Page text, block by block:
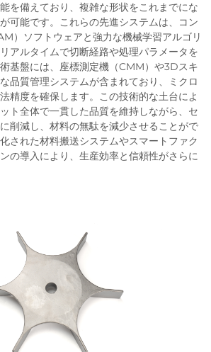
を備えており、複雑な形状をこれまでにな
可能です。これらの先進システムは、コン
）ソフトウェアと強力な機械学習アルゴリ
アルタイムで切断経路や処理パラメータを
基盤には、座標測定機（CMM）や3Dスキ
品質管理システムが含まれており、ミクロ
精度を確保します。この技術的な土台によ
ト全体で一貫した品質を維持しながら、セ
削減し、材料の無駄を減少させることがで
された材料搬送システムやスマートファク
の導入により、生産効率と信頼性がさらに